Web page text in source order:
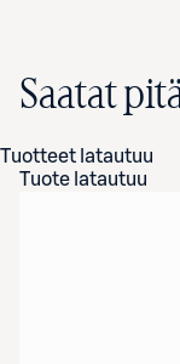
Saatat
Tuotteet latautuu
Tuote latautuu